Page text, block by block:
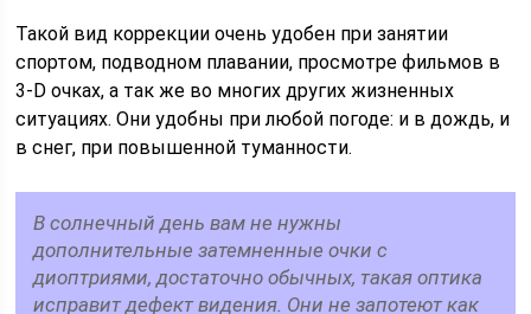
Такой вид коррекции очень удобен при занятии
спортом, подводном плавании, просмотре фильмов в
3-D очках, а так же во многих других жизненных
ситуациях. Они удобны при любой погоде: и в дождь, и
в снег, при повышенной туманности.
В солнечный день вам не нужны
дополнительные затемненные очки с
диоптриями, достаточно обычных, такая оптика
исправит дефект видения. Они не запотеют как